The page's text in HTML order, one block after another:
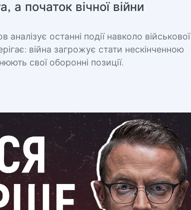
початок вічної війни
останні події навколо військової
війна загрожує стати нескінченною
свої оборонні позиції.